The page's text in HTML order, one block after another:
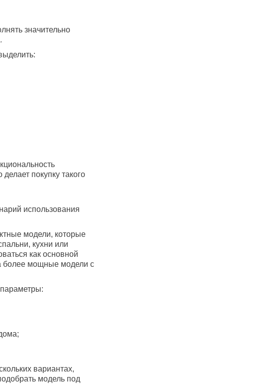
значительно
покупку такого
использования
модели, которые
кухни или
как основной
более мощные модели с
вариантах,
модель под